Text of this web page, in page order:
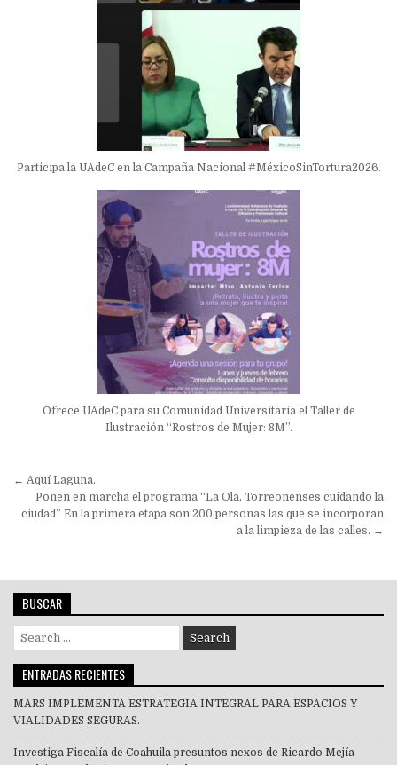
Participa la UAdeC en la Campaña Nacional #MéxicoSinTortura2026.
Ofrece UAdeC para su Comunidad Universitaria el Taller de
Ilustración “Rostros de Mujer: 8M”.
Navegación
de
entradas
← Aquí Laguna.
Ponen en marcha el programa “La Ola, Torreonenses cuidando la
ciudad” En la primera etapa son 200 personas las que se incorporan
a la limpieza de las calles. →
BUSCAR
Search
for:
ENTRADAS RECIENTES
MARS IMPLEMENTA ESTRATEGIA INTEGRAL PARA ESPACIOS Y
VIALIDADES SEGURAS.
Investiga Fiscalía de Coahuila presuntos nexos de Ricardo Mejía